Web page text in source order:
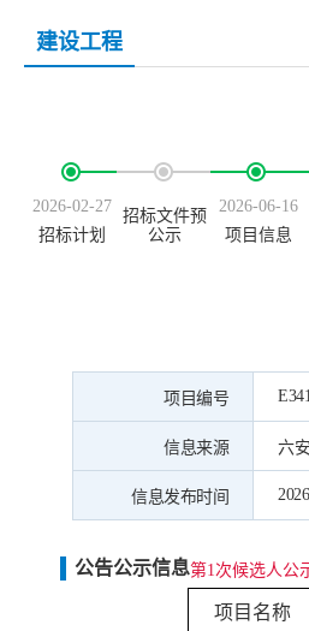
建设工程
2026-02-27
招标计划
招标文件预
公示
2026-06-16
项目信息
项目编号
信息来源 六
信息发布时间
公告公示信息第1次候选人公
项目名称